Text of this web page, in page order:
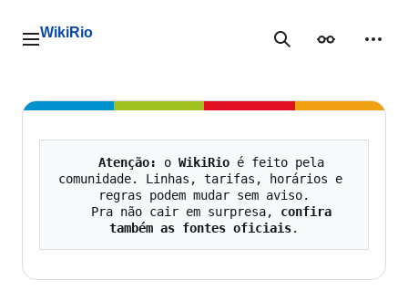
Menu principal
WikiRio
PesquisaAparência
Atenção: o WikiRio é feito pela
comunidade. Linhas, tarifas, horários e
regras podem mudar sem aviso.
   Pra não cair em surpresa,
confira
também as fontes oficiais